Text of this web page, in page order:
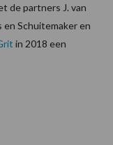
de partners J. van
en Schuitemaker en
in 2018 een